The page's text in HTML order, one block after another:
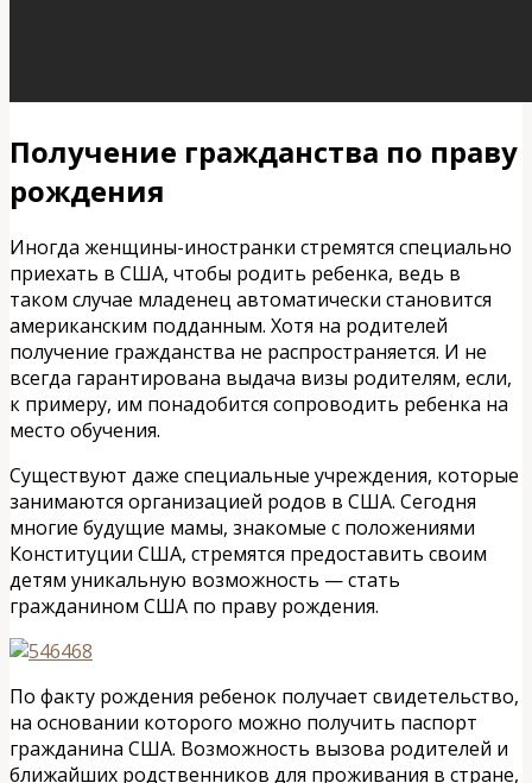
Получение гражданства по праву
рождения
Иногда женщины-иностранки стремятся специально
приехать в США, чтобы родить ребенка, ведь в
таком случае младенец автоматически становится
американским подданным. Хотя на родителей
получение гражданства не распространяется. И не
всегда гарантирована выдача визы родителям, если,
к примеру, им понадобится сопроводить ребенка на
место обучения.
Существуют даже специальные учреждения, которые
занимаются организацией родов в США. Сегодня
многие будущие мамы, знакомые с положениями
Конституции США, стремятся предоставить своим
детям уникальную возможность — стать
гражданином США по праву рождения.
По факту рождения ребенок получает свидетельство,
на основании которого можно получить паспорт
гражданина США. Возможность вызова родителей и
ближайших родственников для проживания в стране,